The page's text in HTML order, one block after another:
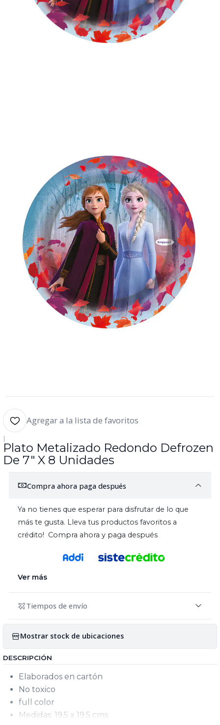
Agregar a la lista de favoritos
|
Plato Metalizado Redondo Defrozen
De 7" X 8 Unidades
Compra ahora paga después
Ya no tienes que esperar para disfrutar de lo que
más te gusta. Lleva tus productos favoritos a
crédito! Compra ahora y paga después
Ver más
Tiempos de envío
Mostrar stock de ubicaciones
DESCRIPCIÓN
Elaborados en cartón
No toxico
full color
Medidas: 19.5 x 19.5 cms